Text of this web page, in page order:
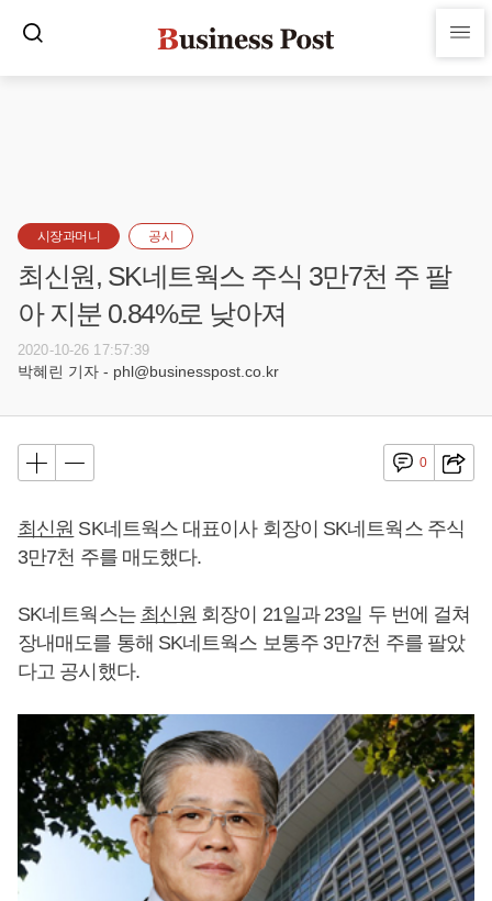
시장과머니 공시
최신원, SK네트웍스 주식 3만7천 주 팔
아 지분 0.84%로 낮아져
2020-10-26 17:57:39
박혜린 기자 - phl@businesspost.co.kr
0
최신원 SK네트웍스 대표이사 회장이 SK네트웍스 주식
3만7천 주를 매도했다.
SK네트웍스는 최신원 회장이 21일과 23일 두 번에 걸쳐
장내매도를 통해 SK네트웍스 보통주 3만7천 주를 팔았
다고 공시했다.